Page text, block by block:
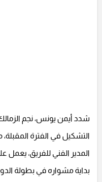
شدد أيمن يونس، نجم
التشكيل في الفترة المقبلة،
المدير الفني للفريق،
بداية مشواره في بطولة